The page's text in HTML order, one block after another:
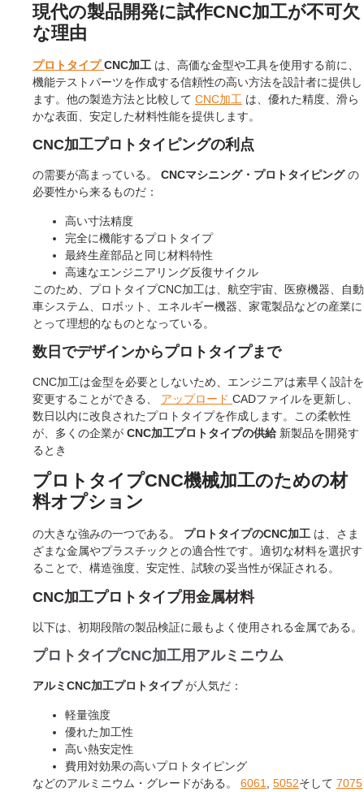
現代の製品開発に試作CNC加工が不可欠
な理由
プロトタイプCNC加工 は、高価な金型や工具を使用する前に、
機能テストパーツを作成する信頼性の高い方法を設計者に提供し
ます。他の製造方法と比較して CNC加工 は、優れた精度、滑ら
かな表面、安定した材料性能を提供します。
CNC加工プロトタイピングの利点
の需要が高まっている。 CNCマシニング・プロトタイピングの
必要性から来るものだ：
高い寸法精度
完全に機能するプロトタイプ
最終生産部品と同じ材料特性
高速なエンジニアリング反復サイクル
このため、プロトタイプCNC加工は、航空宇宙、医療機器、自動
車システム、ロボット、エネルギー機器、家電製品などの産業に
とって理想的なものとなっている。
数日でデザインからプロトタイプまで
CNC加工は金型を必要としないため、エンジニアは素早く設計を
変更することができる、 アップロード CADファイルを更新し、
数日以内に改良されたプロトタイプを作成します。この柔軟性
が、多くの企業が CNC加工プロトタイプの供給新製品を開発す
るとき
プロトタイプCNC機械加工のための材
料オプション
の大きな強みの一つである。 プロトタイプのCNC加工 は、さま
ざまな金属やプラスチックとの適合性です。適切な材料を選択す
ることで、構造強度、安定性、試験の妥当性が保証される。
CNC加工プロトタイプ用金属材料
以下は、初期段階の製品検証に最もよく使用される金属である。
プロトタイプCNC加工用アルミニウム
アルミCNC加工プロトタイプが人気だ：
軽量強度
優れた加工性
高い熱安定性
費用対効果の高いプロトタイピング
などのアルミニウム・グレードがある。 6061 5052そして 7075